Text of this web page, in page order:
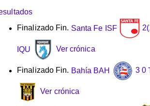
Finalizado Fin. Santa Fe ISF 2
IQU Ver crónica
Finalizado Fin. Bahía BAH 3 0
Ver crónica